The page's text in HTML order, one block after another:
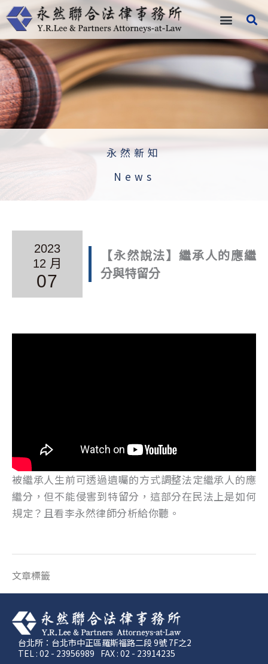
跳
至
主
要
內
容
永然新知
News
2023
12 月
07
【永然說法】繼承人的應繼
分與特留分
被繼承人生前可透過遺囑的方式調整法定繼承人的應
繼分，但不能侵害到特留分，這部分在民法上是如何
規定？且看李永然律師分析給你聽。
文章標籤
台北所：台北市中正區羅斯福路二段 9號 7F之2
TEL : 02 - 23956989 FAX : 02 - 23914235